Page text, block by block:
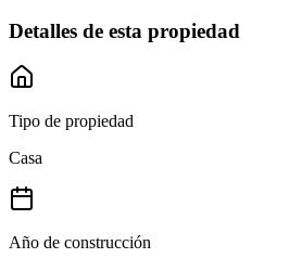
Detalles de esta propiedad
Tipo de propiedad
Casa
Año de construcción